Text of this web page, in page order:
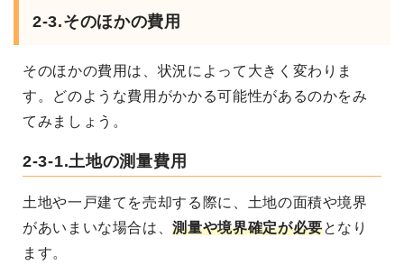
2-3.そのほかの費用
そのほかの費用は、状況によって大きく変わりま
す。どのような費用がかかる可能性があるのかをみ
てみましょう。
2-3-1.土地の測量費用
土地や一戸建てを売却する際に、土地の面積や境界
があいまいな場合は、測量や境界確定が必要となり
ます。